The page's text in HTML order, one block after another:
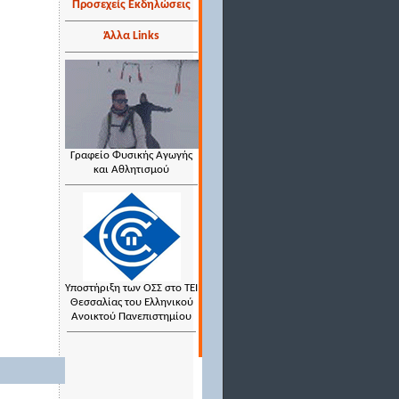
Προσεχείς Εκδηλώσεις
Άλλα Links
Γραφείο Φυσικής Αγωγής
και Αθλητισμού
Υποστήριξη των ΟΣΣ στο ΤΕΙ
Θεσσαλίας του Ελληνικού
Ανοικτού Πανεπιστημίου